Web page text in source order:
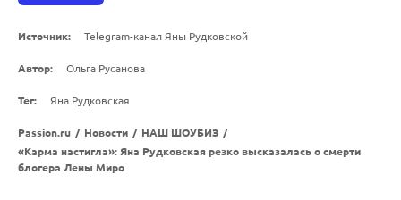
Источник: Telegram-канал Яны Рудковской
Автор: Ольга Русанова
Тег: Яна Рудковская
Passion.ru / Новости / НАШ ШОУБИЗ /
«Карма настигла»: Яна Рудковская резко высказалась о смерти
блогера Лены Миро